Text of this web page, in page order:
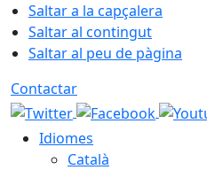
Saltar a la capçalera
Saltar al contingut
Saltar al peu de pàgina
Contactar
Idiomes
Català